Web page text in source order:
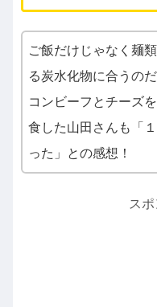
ご飯だけじゃなく麺
る炭水化物に合うのだ
コンビーフとチーズ
食した山田さんも「
った」との感想！
ス